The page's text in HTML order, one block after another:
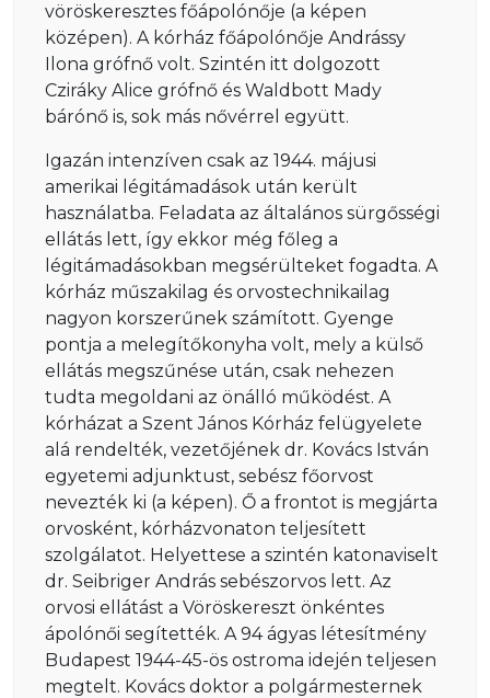
vöröskeresztes főápolónője (a képen
középen). A kórház főápolónője Andrássy
Ilona grófnő volt. Szintén itt dolgozott
Cziráky Alice grófnő és Waldbott Mady
bárónő is, sok más nővérrel együtt.
Igazán intenzíven csak az 1944. májusi
amerikai légitámadások után került
használatba. Feladata az általános sürgősségi
ellátás lett, így ekkor még főleg a
légitámadásokban megsérülteket fogadta. A
kórház műszakilag és orvostechnikailag
nagyon korszerűnek számított. Gyenge
pontja a melegítőkonyha volt, mely a külső
ellátás megszűnése után, csak nehezen
tudta megoldani az önálló működést. A
kórházat a Szent János Kórház felügyelete
alá rendelték, vezetőjének dr. Kovács István
egyetemi adjunktust, sebész főorvost
nevezték ki (a képen). Ő a frontot is megjárta
orvosként, kórházvonaton teljesített
szolgálatot. Helyettese a szintén katonaviselt
dr. Seibriger András sebészorvos lett. Az
orvosi ellátást a Vöröskereszt önkéntes
ápolónői segítették. A 94 ágyas létesítmény
Budapest 1944-45-ös ostroma idején teljesen
megtelt. Kovács doktor a polgármesternek